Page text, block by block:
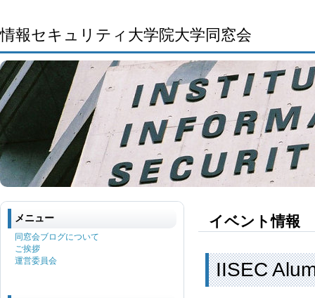
情報セキュリティ大学院大学同窓会
イベント情報
IISEC
メニュー
同窓会ブログについて
ご挨拶
運営委員会